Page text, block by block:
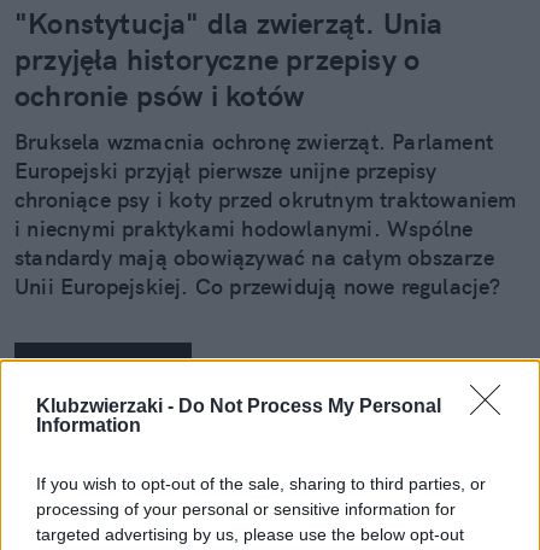
Klubzwierzaki - Do Not Process My Personal
Information
If you wish to opt-out of the sale, sharing to third parties, or
processing of your personal or sensitive information for
targeted advertising by us, please use the below opt-out
"Konstytucja" dla zwierząt. Unia
przyjęła historyczne przepisy o
ochronie psów i kotów
Bruksela wzmacnia ochronę zwierząt. Parlament
Europejski przyjął pierwsze unijne przepisy
chroniące psy i koty przed okrutnym traktowaniem
i niecnymi praktykami hodowlanymi. Wspólne
standardy mają obowiązywać na całym obszarze
Unii Europejskiej. Co przewidują nowe regulacje?
Czytaj całość